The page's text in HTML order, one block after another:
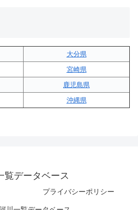
大分県
宮崎県
鹿児島県
沖縄県
覧データベース
プライバシーポリシー